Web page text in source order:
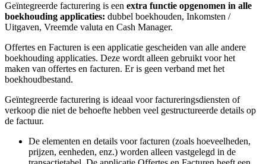
Geïntegreerde facturering is een extra functie opgenomen in alle
boekhouding applicaties: dubbel boekhouden, Inkomsten /
Uitgaven, Vreemde valuta en Cash Manager.
Offertes en Facturen is een applicatie gescheiden van alle andere
boekhouding applicaties. Deze wordt alleen gebruikt voor het
maken van offertes en facturen. Er is geen verband met het
boekhoudbestand.
Geïntegreerde facturering is ideaal voor factureringsdiensten of
verkoop die niet de behoefte hebben veel gestructureerde details op
de factuur.
De elementen en details voor facturen (zoals hoeveelheden,
prijzen, eenheden, enz.) worden alleen vastgelegd in de